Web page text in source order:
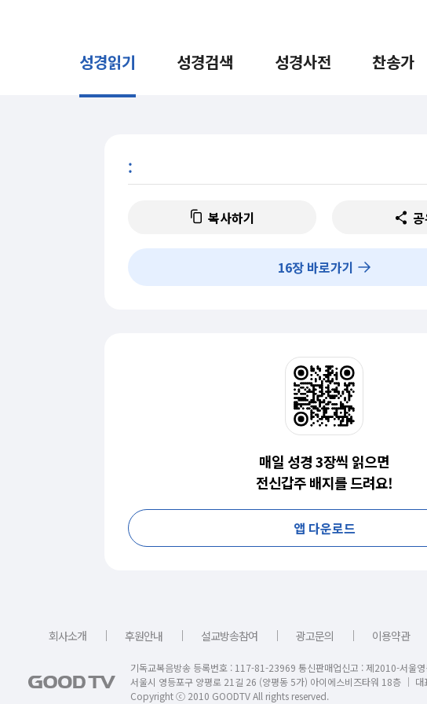
성경읽기 성경검색 성경사전 찬송가
:
복사하기
16장 바로가기
매일 성경 3장씩 읽으면
전신갑주 배지를 드려요!
앱 다운로드
회사소개 ｜ 후원안내 ｜ 설교방송참여 ｜ 광고문의 ｜ 이용약관
기독교복음방송 등록번호 : 117-81-23969 통신판매업신고 : 제2010-서울
서울시 영등포구 양평로 21길 26 (양평동 5가) 아이에스비즈타워 18층 │
Copyright ⓒ 2010 GOODTV All rights reserved.